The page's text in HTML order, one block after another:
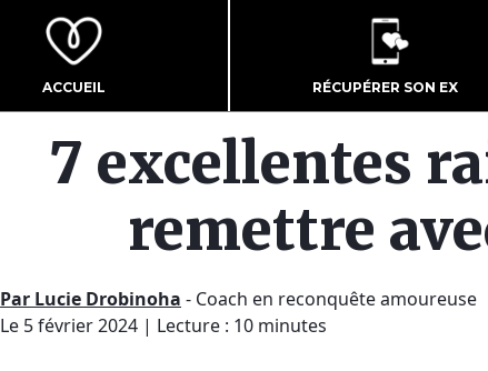
ACCUEIL RÉCUPÉRER SON EX
7 excellentes
remettre
Par Lucie Drobinoha - Coach en reconquête amoureuse
Le 5 février 2024 | Lecture : 10 minutes